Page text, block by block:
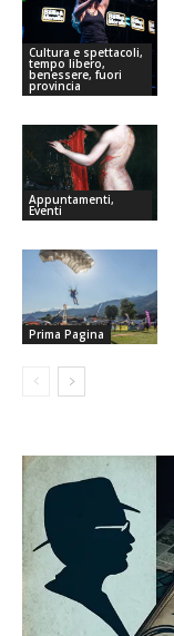
Cultura e spettacoli,
tempo libero,
benessere, fuori
provincia
Appuntamenti,
Eventi
Prima Pagina